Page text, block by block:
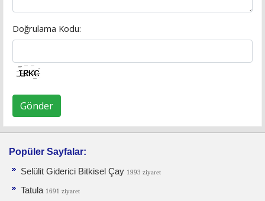
Doğrulama Kodu:
Gönder
Popüler Sayfalar:
Selülit Giderici Bitkisel Çay 1993 ziyaret
Tatula 1691 ziyaret